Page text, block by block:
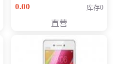
版 全网通(3G+32G)
0.00 库存0
直营